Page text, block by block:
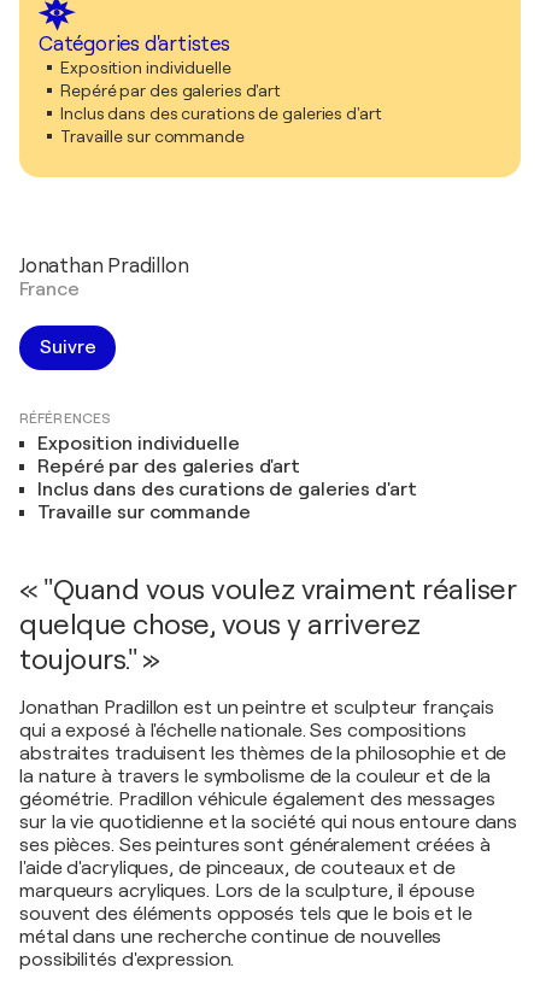
Catégories d'artistes
Exposition individuelle
Repéré par des galeries d'art
Inclus dans des curations de galeries d'art
Travaille sur commande
Jonathan Pradillon
France
Suivre
RÉFÉRENCES
Exposition individuelle
Repéré par des galeries d'art
Inclus dans des curations de galeries d'art
Travaille sur commande
« "Quand vous voulez vraiment réaliser
quelque chose, vous y arriverez
toujours." »
Jonathan Pradillon est un peintre et sculpteur français
qui a exposé à l'échelle nationale. Ses compositions
abstraites traduisent les thèmes de la philosophie et de
la nature à travers le symbolisme de la couleur et de la
géométrie. Pradillon véhicule également des messages
sur la vie quotidienne et la société qui nous entoure dans
ses pièces. Ses peintures sont généralement créées à
l'aide d'acryliques, de pinceaux, de couteaux et de
marqueurs acryliques. Lors de la sculpture, il épouse
souvent des éléments opposés tels que le bois et le
métal dans une recherche continue de nouvelles
possibilités d'expression.